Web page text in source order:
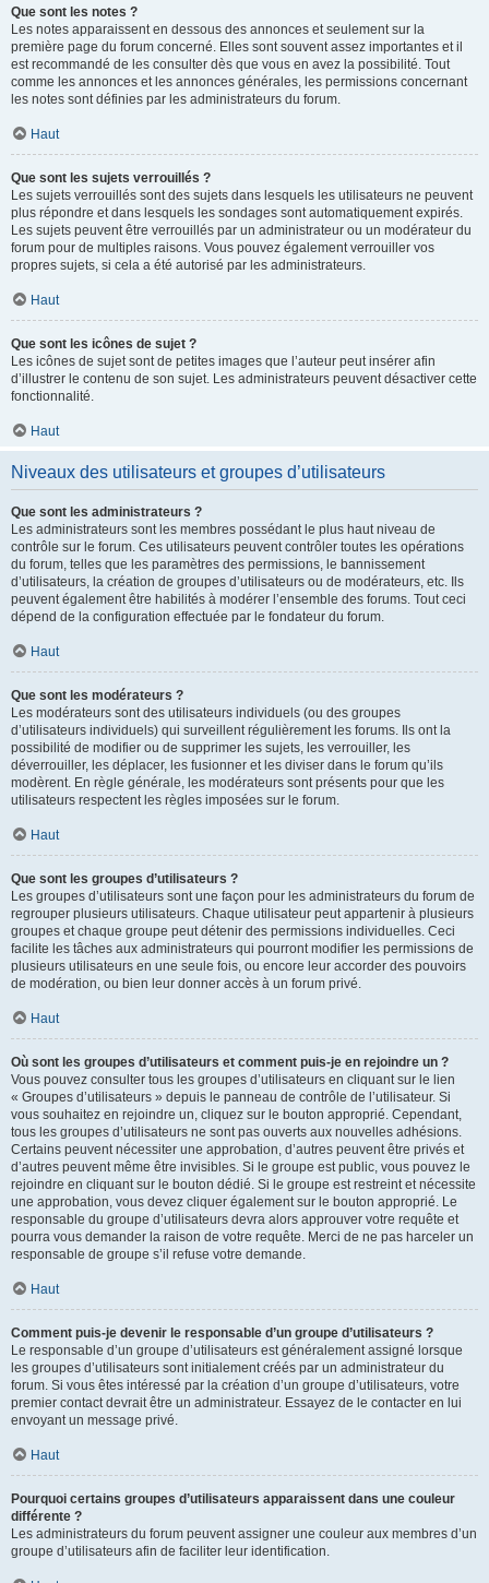
Que sont les notes ?
Les notes apparaissent en dessous des annonces et seulement sur la
première page du forum concerné. Elles sont souvent assez importantes et il
est recommandé de les consulter dès que vous en avez la possibilité. Tout
comme les annonces et les annonces générales, les permissions concernant
les notes sont définies par les administrateurs du forum.
Haut
Que sont les sujets verrouillés ?
Les sujets verrouillés sont des sujets dans lesquels les utilisateurs ne peuvent
plus répondre et dans lesquels les sondages sont automatiquement expirés.
Les sujets peuvent être verrouillés par un administrateur ou un modérateur du
forum pour de multiples raisons. Vous pouvez également verrouiller vos
propres sujets, si cela a été autorisé par les administrateurs.
Haut
Que sont les icônes de sujet ?
Les icônes de sujet sont de petites images que l’auteur peut insérer afin
d’illustrer le contenu de son sujet. Les administrateurs peuvent désactiver cette
fonctionnalité.
Haut
Niveaux des utilisateurs et groupes d’utilisateurs
Que sont les administrateurs ?
Les administrateurs sont les membres possédant le plus haut niveau de
contrôle sur le forum. Ces utilisateurs peuvent contrôler toutes les opérations
du forum, telles que les paramètres des permissions, le bannissement
d’utilisateurs, la création de groupes d’utilisateurs ou de modérateurs, etc. Ils
peuvent également être habilités à modérer l’ensemble des forums. Tout ceci
dépend de la configuration effectuée par le fondateur du forum.
Haut
Que sont les modérateurs ?
Les modérateurs sont des utilisateurs individuels (ou des groupes
d’utilisateurs individuels) qui surveillent régulièrement les forums. Ils ont la
possibilité de modifier ou de supprimer les sujets, les verrouiller, les
déverrouiller, les déplacer, les fusionner et les diviser dans le forum qu’ils
modèrent. En règle générale, les modérateurs sont présents pour que les
utilisateurs respectent les règles imposées sur le forum.
Haut
Que sont les groupes d’utilisateurs ?
Les groupes d’utilisateurs sont une façon pour les administrateurs du forum de
regrouper plusieurs utilisateurs. Chaque utilisateur peut appartenir à plusieurs
groupes et chaque groupe peut détenir des permissions individuelles. Ceci
facilite les tâches aux administrateurs qui pourront modifier les permissions de
plusieurs utilisateurs en une seule fois, ou encore leur accorder des pouvoirs
de modération, ou bien leur donner accès à un forum privé.
Haut
Où sont les groupes d’utilisateurs et comment puis-je en rejoindre un ?
Vous pouvez consulter tous les groupes d’utilisateurs en cliquant sur le lien
« Groupes d’utilisateurs » depuis le panneau de contrôle de l’utilisateur. Si
vous souhaitez en rejoindre un, cliquez sur le bouton approprié. Cependant,
tous les groupes d’utilisateurs ne sont pas ouverts aux nouvelles adhésions.
Certains peuvent nécessiter une approbation, d’autres peuvent être privés et
d’autres peuvent même être invisibles. Si le groupe est public, vous pouvez le
rejoindre en cliquant sur le bouton dédié. Si le groupe est restreint et nécessite
une approbation, vous devez cliquer également sur le bouton approprié. Le
responsable du groupe d’utilisateurs devra alors approuver votre requête et
pourra vous demander la raison de votre requête. Merci de ne pas harceler un
responsable de groupe s’il refuse votre demande.
Haut
Comment puis-je devenir le responsable d’un groupe d’utilisateurs ?
Le responsable d’un groupe d’utilisateurs est généralement assigné lorsque
les groupes d’utilisateurs sont initialement créés par un administrateur du
forum. Si vous êtes intéressé par la création d’un groupe d’utilisateurs, votre
premier contact devrait être un administrateur. Essayez de le contacter en lui
envoyant un message privé.
Haut
Pourquoi certains groupes d’utilisateurs apparaissent dans une couleur
différente ?
Les administrateurs du forum peuvent assigner une couleur aux membres d’un
groupe d’utilisateurs afin de faciliter leur identification.